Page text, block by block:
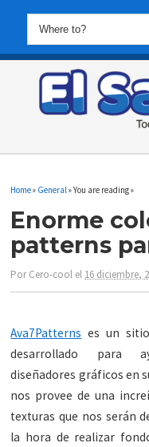
Home» General » You are reading »
Enorme
patterns
PorCero-cool el 16 diciembre,
Ava7Patterns es un
desarrollado para
diseñadores gráficos en
nos provee de una
texturas que nos serán
la hora de realizar